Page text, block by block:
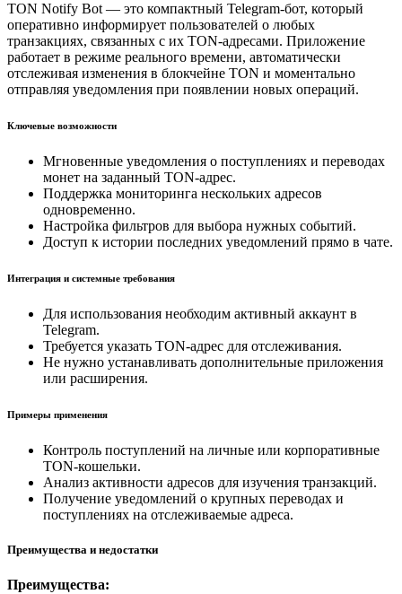
TON Notify Bot — это компактный Telegram-бот, который
оперативно информирует пользователей о любых
транзакциях, связанных с их TON-адресами. Приложение
работает в режиме реального времени, автоматически
отслеживая изменения в блокчейне TON и моментально
отправляя уведомления при появлении новых операций.
Ключевые возможности
Мгновенные уведомления о поступлениях и переводах
монет на заданный TON-адрес.
Поддержка мониторинга нескольких адресов
одновременно.
Настройка фильтров для выбора нужных событий.
Доступ к истории последних уведомлений прямо в чате.
Интеграция и системные требования
Для использования необходим активный аккаунт в
Telegram.
Требуется указать TON-адрес для отслеживания.
Не нужно устанавливать дополнительные приложения
или расширения.
Примеры применения
Контроль поступлений на личные или корпоративные
TON-кошельки.
Анализ активности адресов для изучения транзакций.
Получение уведомлений о крупных переводах и
поступлениях на отслеживаемые адреса.
Преимущества и недостатки
Преимущества: